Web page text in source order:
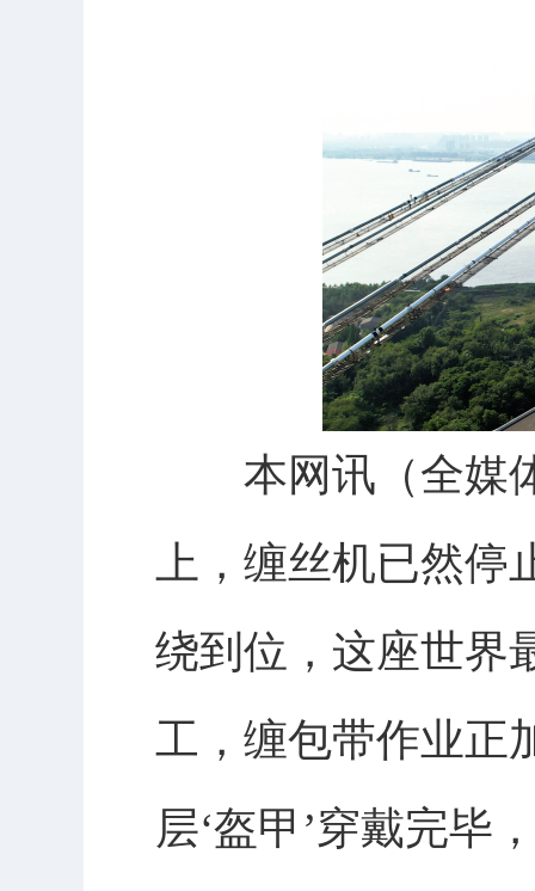
本网讯（全媒体
上，缠丝机已然
绕到位，这座世界
工，缠包带作业正
层‘盔甲’穿戴完毕